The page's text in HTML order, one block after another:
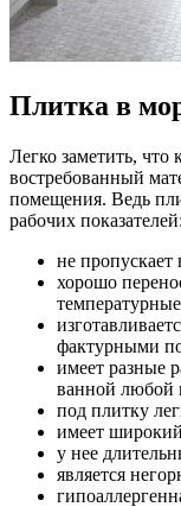
Плитка в
Легко заметить,
востребованный
помещения. Ведь
рабочих показателей:
не пропускает
хорошо
фактурными
имеет разные
ванной любой
под плитку
имеет
у нее
является